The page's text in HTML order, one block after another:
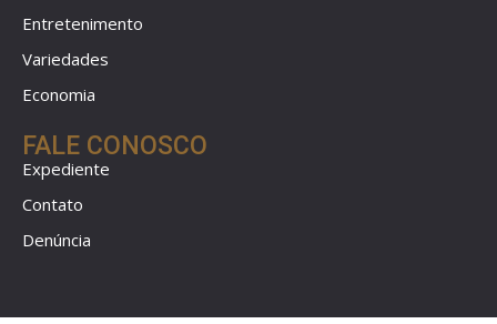
Entretenimento
Variedades
Economia
FALE CONOSCO
Expediente
Contato
Denúncia